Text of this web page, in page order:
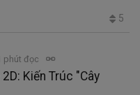
5
phút đọc
Kiến Trúc "Cây